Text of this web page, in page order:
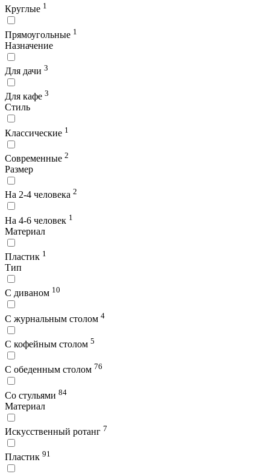
Круглые 1
Прямоугольные 1
Назначение
Для дачи 3
Для кафе 3
Стиль
Классические 1
Современные 2
Размер
На 2-4 человека 2
На 4-6 человек 1
Материал
Пластик 1
Тип
С диваном 10
С журнальным столом 4
С кофейным столом 5
С обеденным столом 76
Со стульями 84
Материал
Искусственный ротанг 7
Пластик 91